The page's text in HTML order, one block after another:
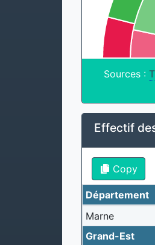
Sources :
Effectif
Copy
Département
Marne
Grand-Est